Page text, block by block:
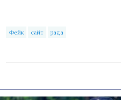
Фейк сайт рада